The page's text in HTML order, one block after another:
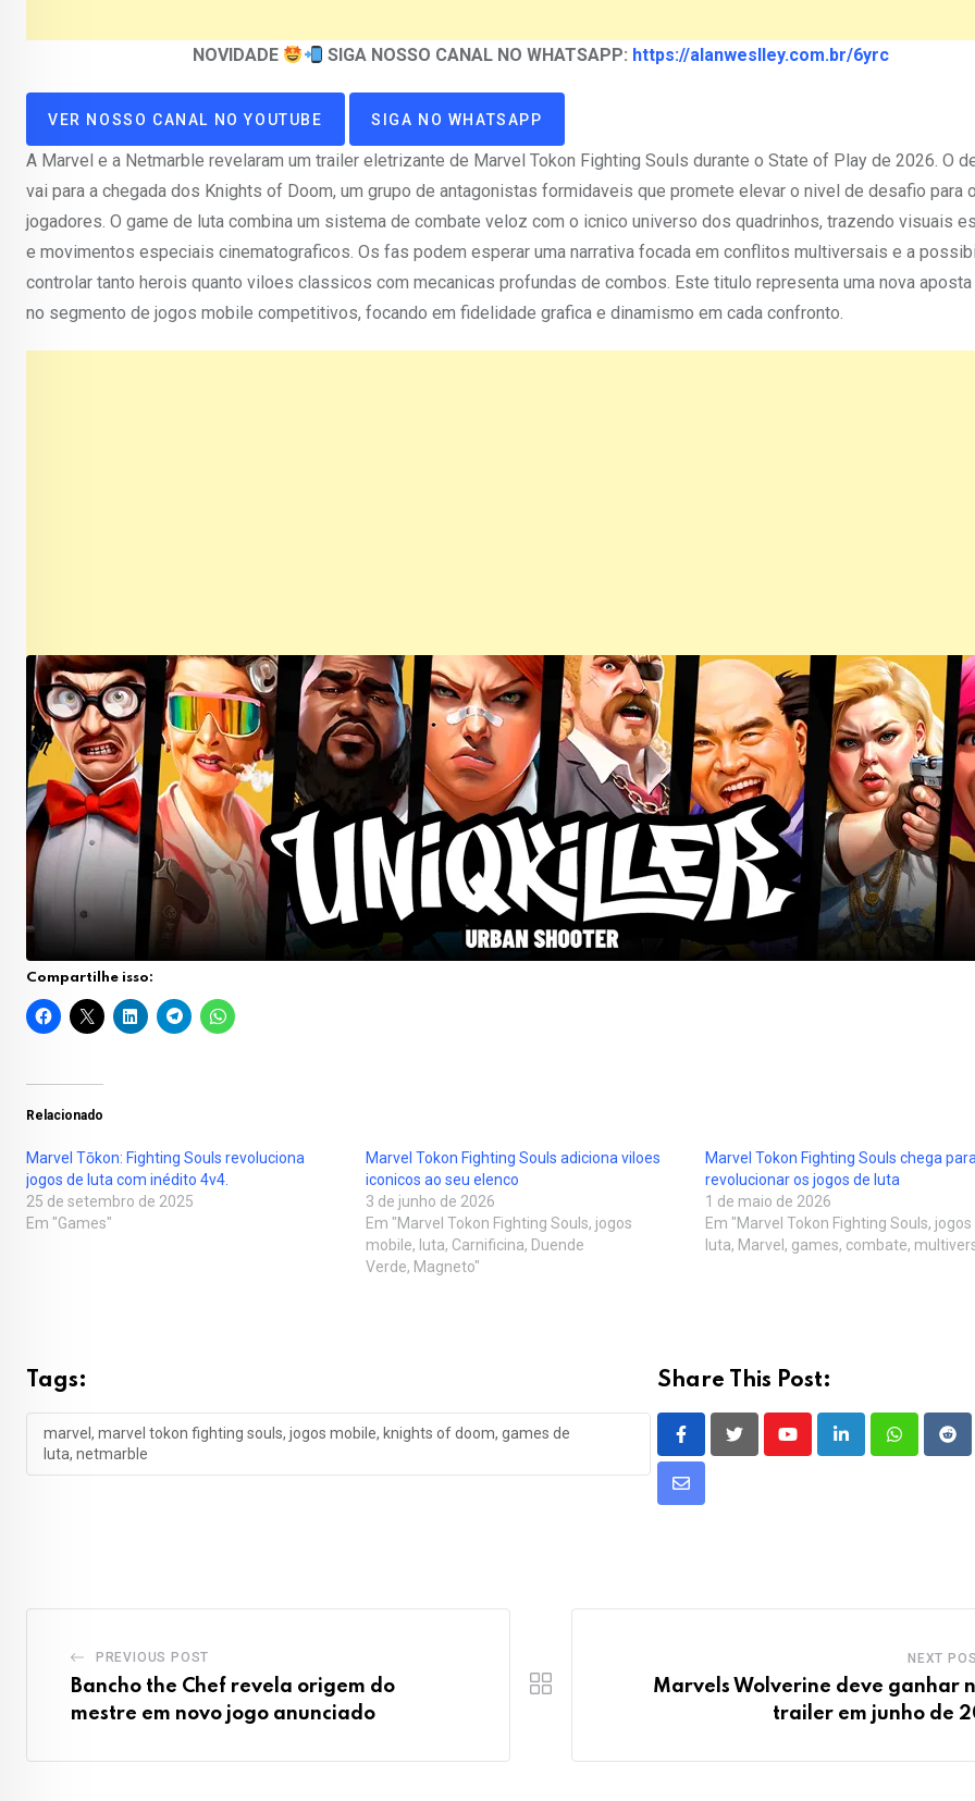
NOVIDADE SIGA NOSSO CANAL NO WHATSAPP: https://alanweslley.com.br/6yrc
VER NOSSO CANAL NO YOUTUBE SIGA NO WHATSAPP
A Marvel e a Netmarble revelaram um trailer eletrizante de Marvel Tokon Fighting Souls durante o State of Play de 2026. O
vai para a chegada dos Knights of Doom, um grupo de antagonistas formidaveis que promete elevar o nivel de desafio para
jogadores. O game de luta combina um sistema de combate veloz com o icnico universo dos quadrinhos, trazendo visuais
e movimentos especiais cinematograficos. Os fas podem esperar uma narrativa focada em conflitos multiversais e a
controlar tanto herois quanto viloes classicos com mecanicas profundas de combos. Este titulo representa uma nova aposta
no segmento de jogos mobile competitivos, focando em fidelidade grafica e dinamismo em cada confronto.
Compartilhe isso:
Relacionado
Marvel Tōkon: Fighting Souls revoluciona
jogos de luta com inédito 4v4.
25 de setembro de 2025
Em "Games"
Marvel Tokon Fighting Souls adiciona viloes
iconicos ao seu elenco
3 de junho de 2026
Em "Marvel Tokon Fighting Souls, jogos
mobile, luta, Carnificina, Duende
Verde, Magneto"
Marvel Tokon Fighting Souls chega para
revolucionar os jogos de luta
1 de maio de 2026
Em "Marvel Tokon Fighting Souls, jogos
luta, Marvel, games, combate,
Tags:
marvel, marvel tokon fighting souls, jogos mobile, knights of doom, games de
luta, netmarble
Share This Post:
YoutubeLinkedInWhatsapp
Share
PREVIOUS POST
Bancho the Chef revela origem do
mestre em novo jogo anunciado
NEXT
Marvels Wolverine deve ganhar
trailer em junho de